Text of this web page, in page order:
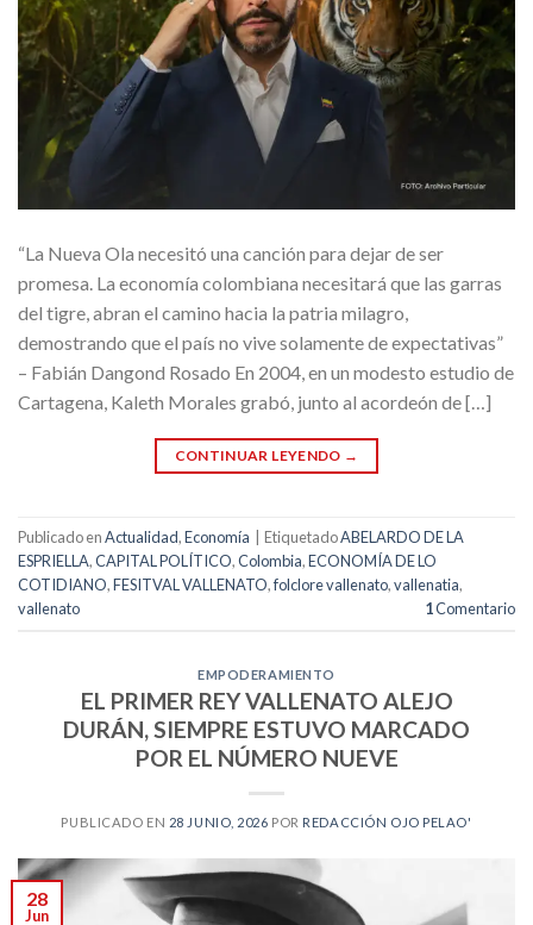
“La Nueva Ola necesitó una canción para dejar de ser
promesa. La economía colombiana necesitará que las garras
del tigre, abran el camino hacia la patria milagro,
demostrando que el país no vive solamente de expectativas”
– Fabián Dangond Rosado En 2004, en un modesto estudio de
Cartagena, Kaleth Morales grabó, junto al acordeón de […]
CONTINUAR LEYENDO →
Publicado enActualidad,Economía EtiquetadoABELARDO DE LA
ESPRIELLA,CAPITAL POLÍTICO,Colombia,ECONOMÍA DE LO
COTIDIANO,FESITVAL VALLENATO,folclore vallenato,vallenatia,
vallenato
1Comentario
EMPODERAMIENTO
EL PRIMER REY VALLENATO ALEJO
DURÁN, SIEMPRE ESTUVO MARCADO
POR EL NÚMERO NUEVE
PUBLICADO EN 28 JUNIO, 2026 POR REDACCIÓN OJO PELAO'
28
Jun